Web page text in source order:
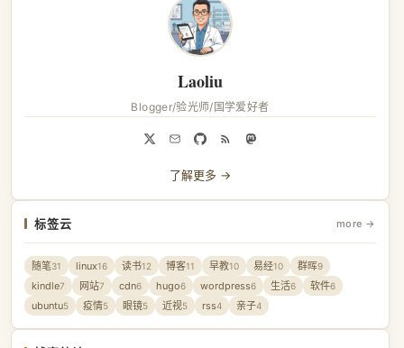
Laoliu
Blogger/验光师/国学爱好者
了解更多 →
标签云 more →
随笔31 linux16 读书12 博客11 早教10 易经10 群晖9
kindle7 网站7 cdn6 hugo6 wordpress6 生活6 软件6
ubuntu5 疫情5 眼镜5 近视5 rss4 亲子4